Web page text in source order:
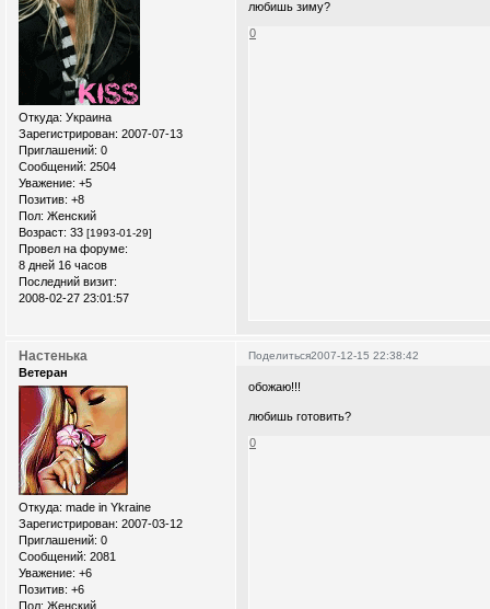
Откуда: Украина
Зарегистрирован: 2007-07-13
Приглашений: 0
Сообщений: 2504
Уважение: +5
Позитив: +8
Пол: Женский
Возраст: 33 [1993-01-29]
Провел на форуме:
8 дней 16 часов
Последний визит:
2008-02-27 23:01:57
любишь зиму?
0
Поделиться2007-12-15 22:38:42
Настенька
Ветеран
Откуда: made in Ykraine
Зарегистрирован: 2007-03-12
Приглашений: 0
Сообщений: 2081
Уважение: +6
Позитив: +6
Пол: Женский
обожаю!!!
любишь готовить?
0